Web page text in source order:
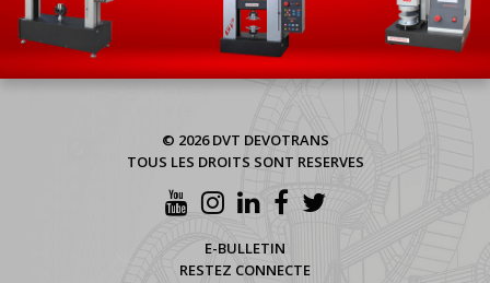
© 2026 DVT DEVOTRANS
TOUS LES DROITS SONT RESERVES
E-BULLETIN
RESTEZ CONNECTE